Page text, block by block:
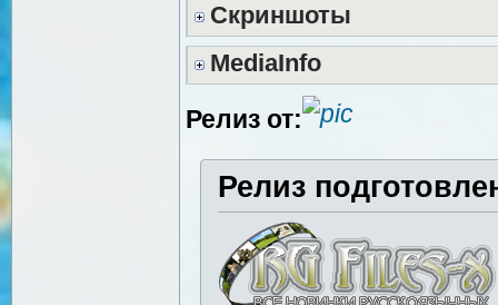
Скриншоты
MediaInfo
Релиз от:
Релиз